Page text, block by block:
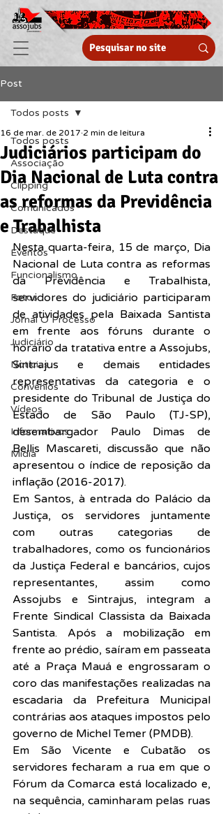
Post
Todos posts
Associação
Clipping
Comunicados
Destaque
Eventos
Funcionalismo
Fotos
Jornal O Processo
Judiciário
Notícias
Convênios
Vídeos
Informativos
Midia
Todos posts
Judiciários participam do
Dia Nacional de Luta contra
as reformas da Previdência
e Trabalhista
16 de mar. de 2017 2 min de leitura
Nesta quarta-feira, 15 de março, Dia
Nacional de Luta contra as reformas
da Previdência e Trabalhista,
servidores do judiciário participaram
de atividades pela Baixada Santista
em frente aos fóruns durante o
horário da tratativa entre a Assojubs,
Sintrajus e demais entidades
representativas da categoria e o
presidente do Tribunal de Justiça do
Estado de São Paulo (TJ-SP),
desembargador Paulo Dimas de
Bellis Mascareti, discussão que não
apresentou o índice de reposição da
inflação (2016-2017).
Em Santos, à entrada do Palácio da
Justiça, os servidores juntamente
com outras categorias de
trabalhadores, como os funcionários
da Justiça Federal e bancários, cujos
representantes, assim como
Assojubs e Sintrajus, integram a
Frente Sindical Classista da Baixada
Santista. Após a mobilização em
frente ao prédio, saíram em passeata
até a Praça Mauá e engrossaram o
coro das manifestações realizadas na
escadaria da Prefeitura Municipal
contrárias aos ataques impostos pelo
governo de Michel Temer (PMDB).
Em São Vicente e Cubatão os
servidores fecharam a rua em que o
Fórum da Comarca está localizado e,
na sequência, caminharam pelas ruas